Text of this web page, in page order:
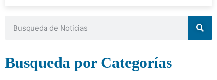
Busqueda por Categorías